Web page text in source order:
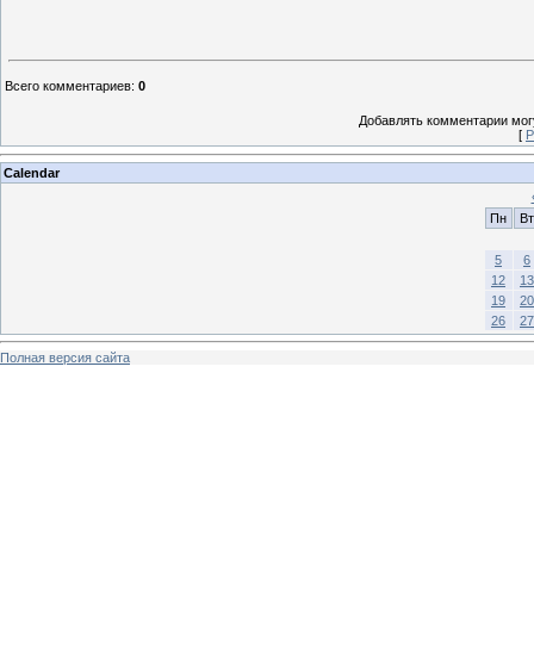
Всего комментариев: 0
Добавлять комментарии
[
Calendar
Пн
Вт
5
6
12
13
19
20
26
27
Полная версия сайта